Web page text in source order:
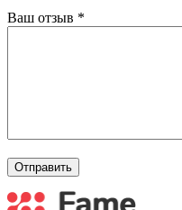
Ваш отзыв *